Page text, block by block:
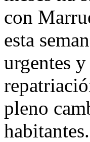
con
esta
urgentes
pleno
habitantes.